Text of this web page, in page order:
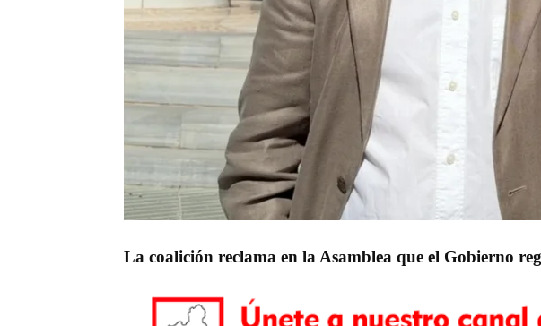
La coalición reclama en la Asamblea que el Gobierno